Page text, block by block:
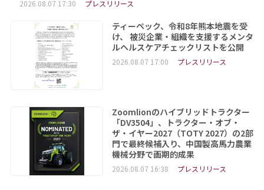
2026.08.07 17:30 プレスリリース
ティーペック、令和8年熊本地震を受
け、 被災企業・組織を支援するメンタ
ルヘルスケアチェックリストを公開
2026.08.07 17:00 プレスリリース
Zoomlionのハイブリッドトラクター
「DV3504」、トラクター・オブ・
ザ・イヤー2027（TOTY 2027）の2部
門で最終候補入り、中国製高馬力農業
機械分野で画期的成果
2026.08.07 16:38 プレスリリース